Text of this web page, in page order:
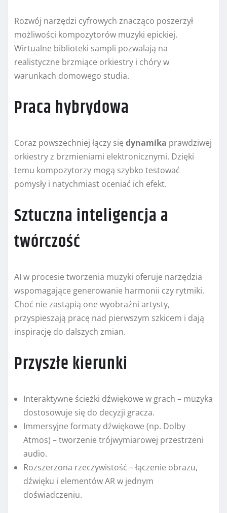
Rozwój narzędzi cyfrowych znacząco poszerzył
możliwości kompozytorów muzyki epickiej.
Wirtualne biblioteki sampli pozwalają na
realistyczne brzmiące orkiestry i chóry w
warunkach domowego studia.
Praca hybrydowa
Coraz powszechniej łączy się dynamika prawdziwej
orkiestry z brzmieniami elektronicznymi. Dzięki
temu kompozytorzy mogą szybko testować
pomysły i natychmiast oceniać ich efekt.
Sztuczna inteligencja a
twórczość
AI w procesie tworzenia muzyki oferuje narzędzia
wspomagające generowanie harmonii czy rytmiki.
Choć nie zastąpią one wyobraźni artysty,
przyspieszają pracę nad pierwszym szkicem i dają
inspirację do dalszych zmian.
Przyszłe kierunki
Interaktywne ścieżki dźwiękowe w grach – muzyka
dostosowuje się do decyzji gracza.
Immersyjne formaty dźwiękowe (np. Dolby
Atmos) – tworzenie trójwymiarowej przestrzeni
audio.
Rozszerzona rzeczywistość – łączenie obrazu,
dźwięku i elementów AR w jednym
doświadczeniu.